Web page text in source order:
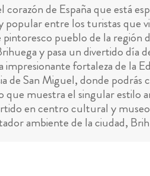
corazón de España que está
entre los turistas que
pueblo de la
y pasa un divertido
fortaleza de la
de San Miguel, donde
muestra el singular estilo
en centro cultural y
ambiente de la ciudad,